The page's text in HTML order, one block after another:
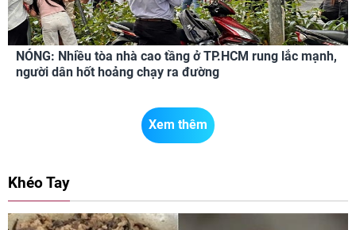
NÓNG: Nhiều tòa nhà cao tầng ở TP.HCM rung lắc mạnh,
người dân hốt hoảng chạy ra đường
Xem thêm
Khéo Tay